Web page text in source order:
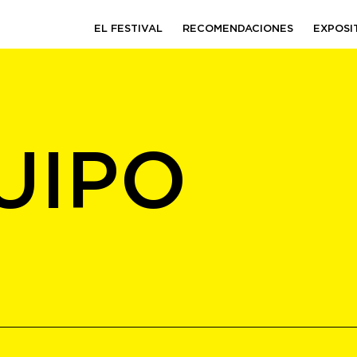
EL FESTIVAL RECOMENDACIONES
IPO